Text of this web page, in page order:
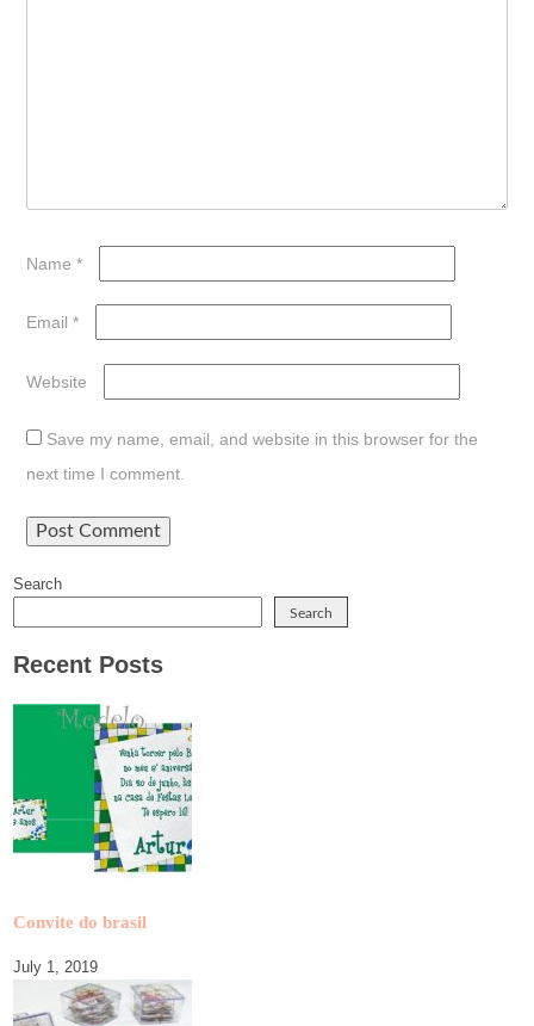
Name *
Email *
Website
Save my name, email, and website in this browser for the
next time I comment.
Search
Search
Recent Posts
Convite do brasil
July 1, 2019